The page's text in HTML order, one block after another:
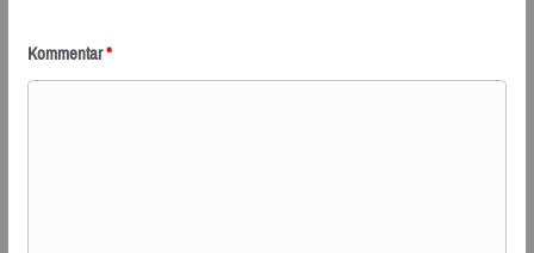
Kommentar*